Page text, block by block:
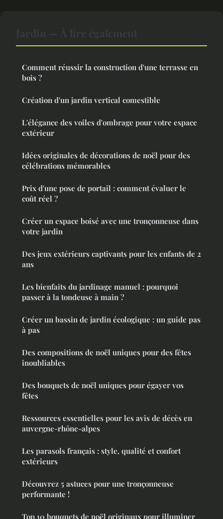
Comment réussir la construction d'une terrasse en
bois ?
Création d'un jardin vertical comestible
L'élégance des voiles d'ombrage pour votre espace
extérieur
Idées originales de décorations de noël pour des
célébrations mémorables
Prix d'une pose de portail : comment évaluer le
coût réel ?
Créer un espace boisé avec une tronçonneuse dans
votre jardin
Des jeux extérieurs captivants pour les enfants de 2
ans
Les bienfaits du jardinage manuel : pourquoi
passer à la tondeuse à main ?
Créer un bassin de jardin écologique : un guide pas
à pas
Des compositions de noël uniques pour des fêtes
inoubliables
Des bouquets de noël uniques pour égayer vos
fêtes
Ressources essentielles pour les avis de décès en
auvergne-rhône-alpes
Les parasols français : style, qualité et confort
extérieurs
Découvrez 5 astuces pour une tronçonneuse
performante !
Top 10 bouquets de noël originaux pour illuminer